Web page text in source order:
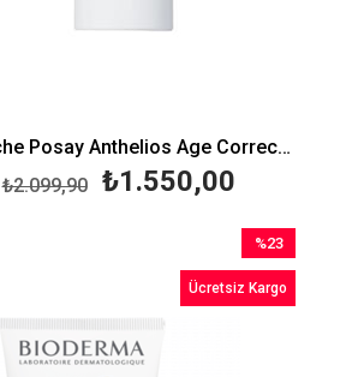
La Roche Posay Anthelios Age Correct Spf50 50 ml
₺1.550,00
₺2.099,90
%23
İndirim
%23İndirim
Ücretsiz Kargo